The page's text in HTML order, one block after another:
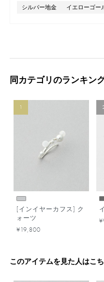
シルバー地金 イエローゴー
同カテゴリのランキン
1
[インイヤーカフス] ク
ォーツ
¥19,800
2
このアイテムを見た人はこ